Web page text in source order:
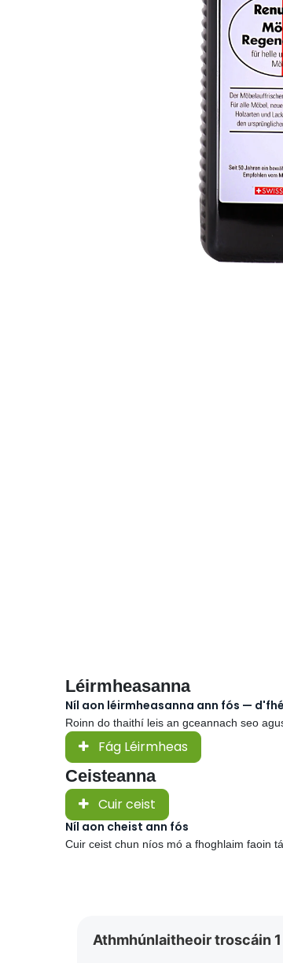
Léirmheasanna
Níl aon léirmheasanna ann fós —
Roinn do thaithí leis an gceannach seo
Fág Léirmheas
Ceisteanna
Cuir ceist
Níl aon cheist ann fós
Cuir ceist chun níos mó a fhoghlaim faoin
Athmhúnlaitheoir troscáin